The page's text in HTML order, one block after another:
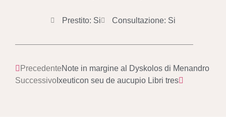
Prestito: Si Consultazione: Si
PrecedenteNote in margine al Dyskolos di Menandro
Successivo Ixeuticon seu de aucupio Libri tres